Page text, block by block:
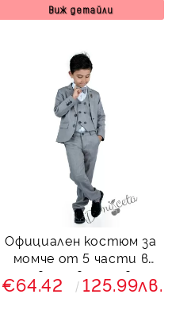
брошка-верижка
Виж детайли
Официален костюм за
момче от 5 части в
сиво с двуредово
закопчаване Сивина
€64.42 125.99лв.